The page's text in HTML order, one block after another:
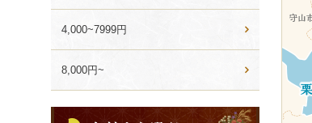
ン
4,000~7999円
8,000円~